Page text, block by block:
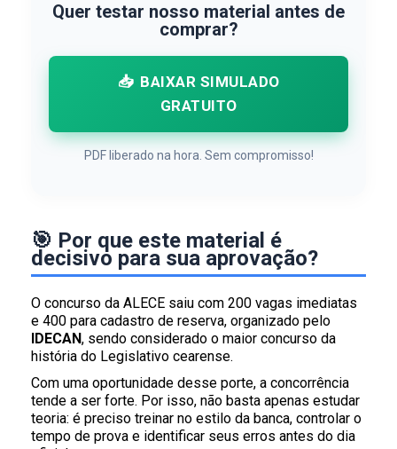
Quer testar nosso material antes de
comprar?
📥 BAIXAR SIMULADO
GRATUITO
PDF liberado na hora. Sem compromisso!
🎯 Por que este material é
decisivo para sua aprovação?
O concurso da ALECE saiu com 200 vagas imediatas
e 400 para cadastro de reserva, organizado pelo
IDECAN, sendo considerado o maior concurso da
história do Legislativo cearense.
Com uma oportunidade desse porte, a concorrência
tende a ser forte. Por isso, não basta apenas estudar
teoria: é preciso treinar no estilo da banca, controlar o
tempo de prova e identificar seus erros antes do dia